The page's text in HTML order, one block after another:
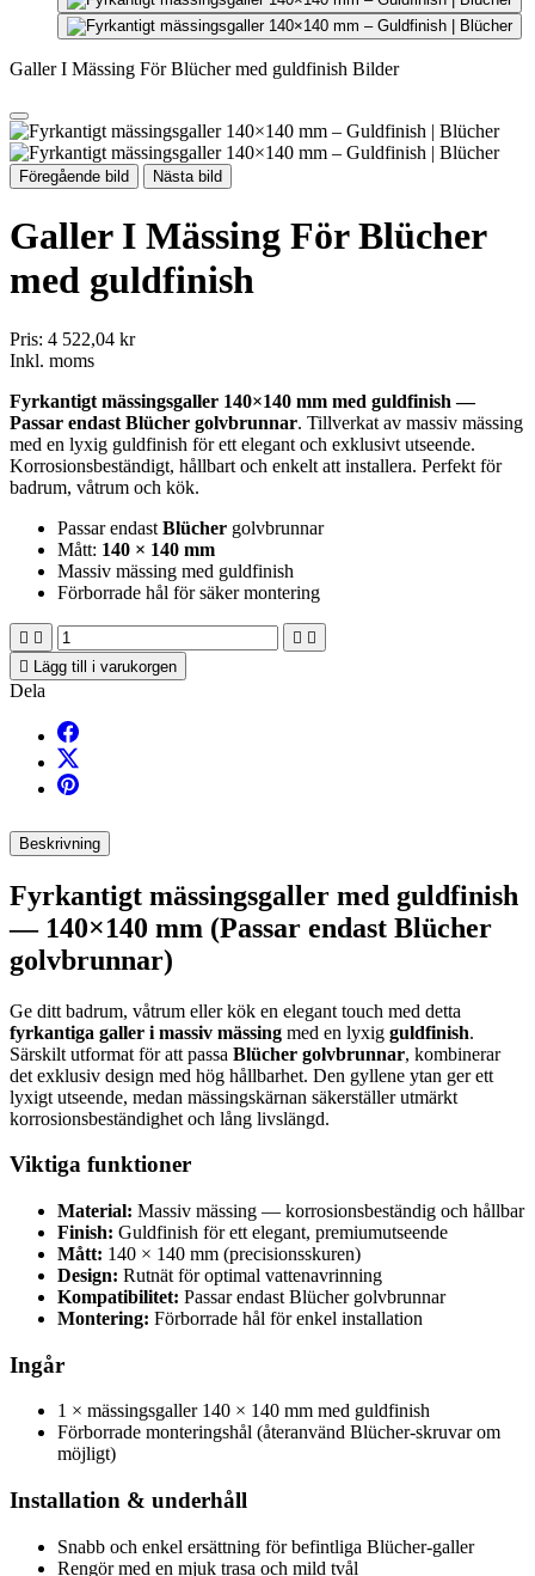
Galler I Mässing För Blücher med guldfinish Bilder
Föregående bild Nästa bild
Galler I Mässing För Blücher
med guldfinish
Pris: 4 522,04 kr
Inkl. moms
Fyrkantigt mässingsgaller 140×140 mm med guldfinish —
Passar endast Blücher golvbrunnar. Tillverkat av massiv mässing
med en lyxig guldfinish för ett elegant och exklusivt utseende.
Korrosionsbeständigt, hållbart och enkelt att installera. Perfekt för
badrum, våtrum och kök.
Passar endast Blücher golvbrunnar
Mått: 140 × 140 mm
Massiv mässing med guldfinish
Förborrade hål för säker montering
   

Lägg till i varukorgen
Dela
Beskrivning
Fyrkantigt mässingsgaller med guldfinish
— 140×140 mm (Passar endast Blücher
golvbrunnar)
Ge ditt badrum, våtrum eller kök en elegant touch med detta
fyrkantiga galler i massiv mässing med en lyxig guldfinish.
Särskilt utformat för att passa Blücher golvbrunnar, kombinerar
det exklusiv design med hög hållbarhet. Den gyllene ytan ger ett
lyxigt utseende, medan mässingskärnan säkerställer utmärkt
korrosionsbeständighet och lång livslängd.
Viktiga funktioner
Material: Massiv mässing — korrosionsbeständig och hållbar
Finish: Guldfinish för ett elegant, premiumutseende
Mått: 140 × 140 mm (precisionsskuren)
Design: Rutnät för optimal vattenavrinning
Kompatibilitet: Passar endast Blücher golvbrunnar
Montering: Förborrade hål för enkel installation
Ingår
1 × mässingsgaller 140 × 140 mm med guldfinish
Förborrade monteringshål (återanvänd Blücher-skruvar om
möjligt)
Installation & underhåll
Snabb och enkel ersättning för befintliga Blücher-galler
Rengör med en mjuk trasa och mild tvål